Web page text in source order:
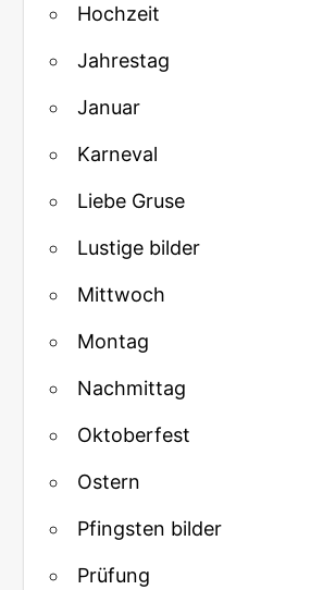
Hochzeit
Jahrestag
Januar
Karneval
Liebe Gruse
Lustige bilder
Mittwoch
Montag
Nachmittag
Oktoberfest
Ostern
Pfingsten bilder
Prüfung